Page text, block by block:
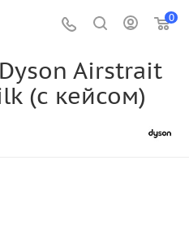
0
Airstrait
(с кейсом)